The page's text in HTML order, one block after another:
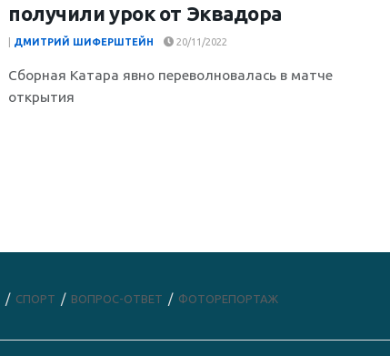
получили урок от Эквадора
ДМИТРИЙ ШИФЕРШТЕЙН 20/11/2022
Сборная Катара явно переволновалась в матче
открытия
СПОРТ ВОПРОС-ОТВЕТ ФОТОРЕПОРТАЖ